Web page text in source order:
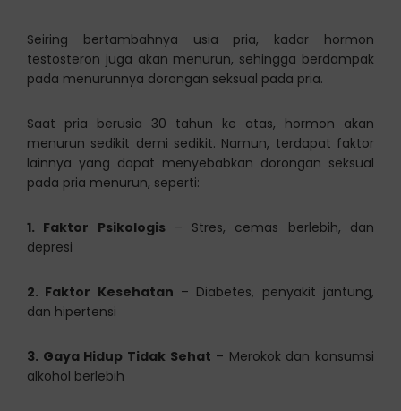
Seiring bertambahnya usia pria, kadar hormon
testosteron juga akan menurun, sehingga berdampak
pada menurunnya dorongan seksual pada pria.
Saat pria berusia 30 tahun ke atas, hormon akan
menurun sedikit demi sedikit. Namun, terdapat faktor
lainnya yang dapat menyebabkan dorongan seksual
pada pria menurun, seperti:
1. Faktor Psikologis– Stres, cemas berlebih, dan
depresi
2. Faktor Kesehatan – Diabetes, penyakit jantung,
dan hipertensi
3. Gaya Hidup Tidak Sehat – Merokok dan konsumsi
alkohol berlebih